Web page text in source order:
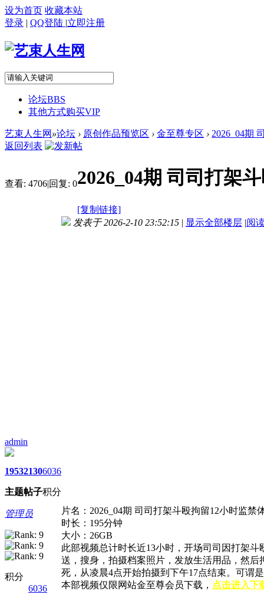
设为首页 收藏本站
登录 | QQ登陆 |立即注册
论坛BBS
其他方式购买VIP
艺束人生网 »论坛 › 原创作品预览区 › 金至尊专区 › 2026_04期
返回列表
查看: 4706|回复: 02026_04期 司司打架
[复制链接]
admin
1953
主题
2130
帖子
6036
积分
管理员
积分
6036
发表于 2026-2-10 23:52:15 | 显示全部楼层 |阅
片名：2026_04期 司司打架斗殴拘留12小时监禁
时长：195分钟
大小：26GB
此部视频总计时长近13小时，开场司司因打架
送，搜身，拍摄档案照片，发放生活用品，然
死，从凌晨4点开始拍摄到下午17点结束。可谓
本部视频仅限网站金至尊会员下载， 点击进入下